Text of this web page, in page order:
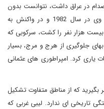
در عراق داشت، نتوانست بدون
توسل گاه به گاه به بربریت حکومت کند. وی در سال 1982 و در واکنش به
هزار نفر را کشت، سرکوبی که
جلوگیری از هرج و مرج، بسیار
یاری کرد. امپراطوری های عثمانی
بگیرید که از مناطق متفاوت تشکیل
تاریخی ای ندارد. لیبی غربی که